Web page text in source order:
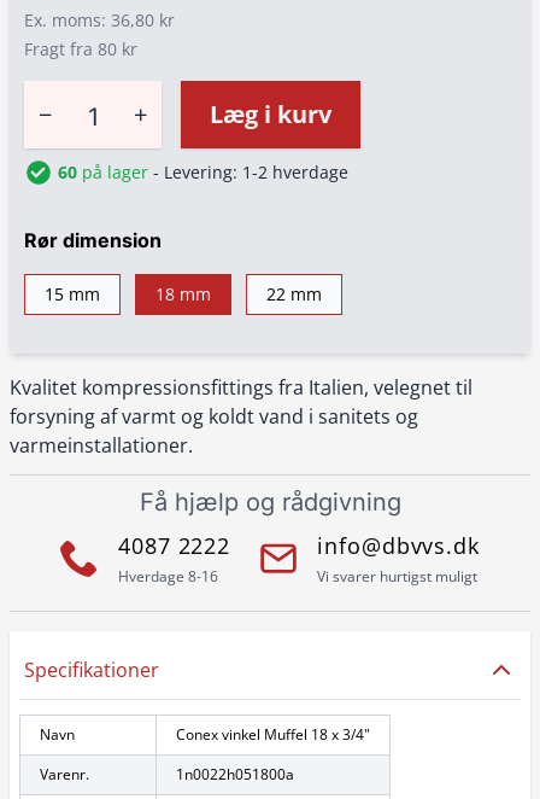
Kvalitet kompressionsfittings fra Italien, velegnet til
forsyning af varmt og koldt vand i sanitets og
varmeinstallationer.
Ex. moms: 36,80 kr
Fragt fra 80 kr
− + Læg i kurv
60 på lager - Levering: 1-2 hverdage
Rør dimension
15 mm 18 mm 22 mm
Få hjælp og rådgivning
4087 2222
Hverdage 8-16
info@dbvvs.dk
Vi svarer hurtigst muligt
Specifikationer
Navn
Conex vinkel Muffel 18 x 3/4"
Varenr.
1n0022h051800a